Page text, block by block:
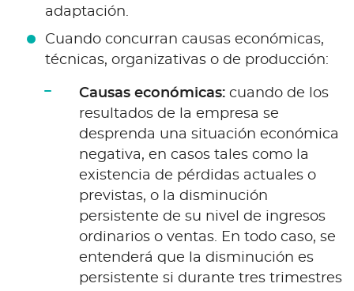
adaptación.
Cuando concurran causas económicas,
técnicas, organizativas o de producción:
Causas económicas: cuando de los
resultados de la empresa se
desprenda una situación económica
negativa, en casos tales como la
existencia de pérdidas actuales o
previstas, o la disminución
persistente de su nivel de ingresos
ordinarios o ventas. En todo caso, se
entenderá que la disminución es
persistente si durante tres trimestres